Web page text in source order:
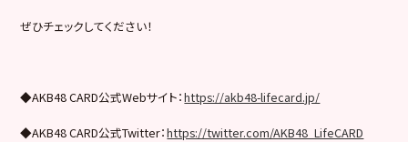
ぜひチェックしてください！
◆AKB48 CARD公式Webサイト：https://akb48-lifecard.jp/
◆AKB48 CARD公式Twitter：https://twitter.com/AKB48_LifeCARD